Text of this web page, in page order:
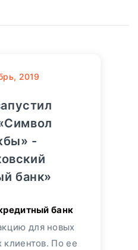
2019
-
банк»
для новых
клиентов. По ее